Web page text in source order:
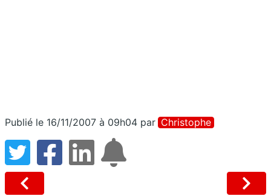
Publié le 16/11/2007 à 09h04 par Christophe